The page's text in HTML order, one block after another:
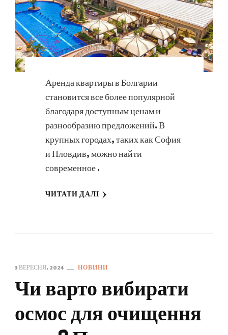
Аренда квартиры в Болгарии
становится все более популярной
благодаря доступным ценам и
разнообразию предложений. В
крупных городах, таких как София
и Пловдив, можно найти
современное …
ЧИТАТИ ДАЛІ
3 ВЕРЕСНЯ, 2024 НОВИНИ
Чи варто вибирати
осмос для очищення